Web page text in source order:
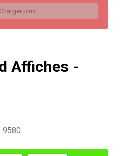
Charger plus
Affiches -
9580